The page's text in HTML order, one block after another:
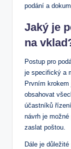
‍podání‍ a
Jaký je
‌na
Postup pro
je specifický a
Prvním
obsahovat
účastníků
návrh⁢ je
zaslat poštou.
Dále⁣ je